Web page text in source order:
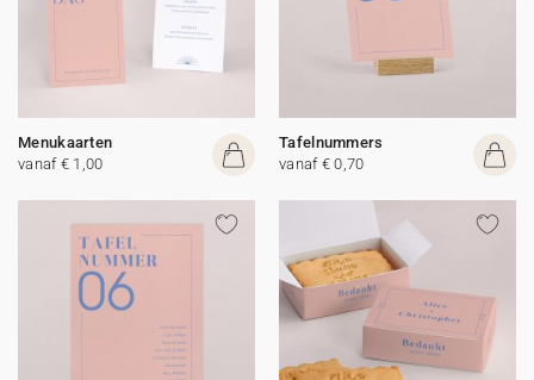
Menukaarten
vanaf € 1,00
Tafelnummers
vanaf € 0,70